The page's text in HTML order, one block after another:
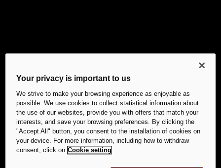
Your privacy is important to us
We strive to make your browsing experience as enjoyable as
possible. We use cookies to collect statistical information about
the use of our websites, provide you with offers that match your
interests, and save your browsing preferences. By clicking the
"Accept All" button, you consent to the installation of cookies on
your device. For more information, including how to withdraw
consent, click on Cookie setting